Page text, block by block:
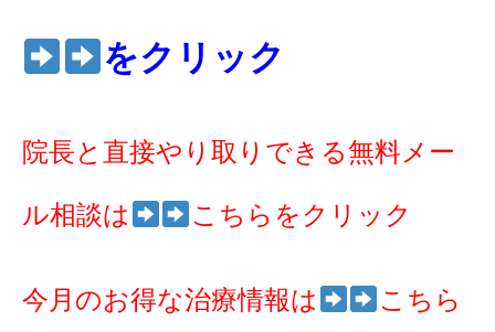
をクリック
院長と直接やり取りできる無料メー
ル相談は こちらをクリック
今月のお得な治療情報は こちら